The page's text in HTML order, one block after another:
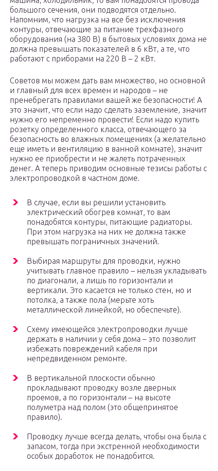
большого сечения, они подводятся отдельно.
Напомним, что нагрузка на все без исключения
контуры, отвечающие за питание трехфазного
оборудования (на 380 В) в бытовых условиях дома не
должна превышать показателей в 6 кВт, а те, что
работают с приборами на 220 В – 2 кВт.
Советов мы можем дать вам множество, но основной
и главный для всех времен и народов – не
пренебрегать правилами вашей же безопасности! А
это значит, что если надо сделать заземление, значит
нужно его непременно провести! Если надо купить
розетку определенного класса, отвечающего за
безопасность во влажных помещениях (а желательно
еще иметь и вентиляцию в ванной комнате), значит
нужно ее приобрести и не жалеть потраченных
денег. А теперь приводим основные тезисы работы с
электропроводкой в частном доме.
В случае, если вы решили установить
электрический обогрев комнат, то вам
понадобятся контуры, питающие радиаторы.
При этом нагрузка на них не должна также
превышать пограничных значений.
Выбирая маршруты для проводки, нужно
учитывать главное правило – нельзя укладывать
по диагонали, а лишь по горизонтали и
вертикали. Это касается не только стен, но и
потолка, а также пола (мерьте хоть
металлической линейкой, но обеспечьте).
Схему имеющейся электропроводки лучше
держать в наличии у себя дома – это позволит
избежать повреждений кабеля при
непредвиденном ремонте.
В вертикальной плоскости обычно
прокладывают проводку возле дверных
проемов, а по горизонтали – на высоте
полуметра над полом (это общепринятое
правило).
Проводку лучше всегда делать, чтобы она была с
запасом, тогда при экстренной необходимости
особых доработок не понадобится.